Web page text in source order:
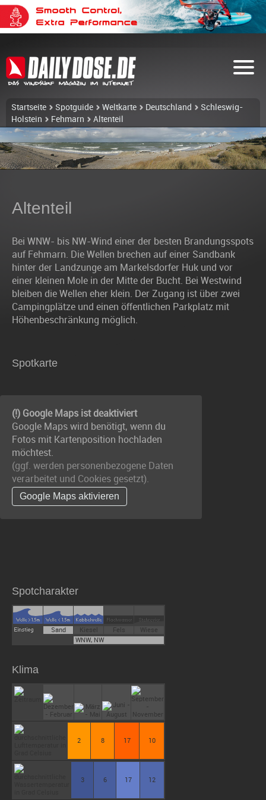
Startseite Spotguide Weltkarte Deutschland
Schleswig-
Holstein
Fehmarn Altenteil
Altenteil
Bei WNW- bis NW-Wind einer der besten Brandungsspots
auf Fehmarn. Die Wellen brechen auf einer Sandbank
hinter der Landzunge am Markelsdorfer Huk und vor
einer kleinen Mole in der Mitte der Bucht. Bei Westwind
bleiben die Wellen eher klein. Der Zugang ist über zwei
Campingplätze und einen öffentlichen Parkplatz mit
Höhenbeschränkung möglich.
Spotkarte
(!) Google Maps ist deaktiviert
Google Maps wird benötigt, wenn du
Fotos mit Kartenposition hochladen
möchtest.
(ggf. werden personen­bezogene Daten
verarbeitet und Cookies gesetzt).
Google Maps aktivieren
Spotcharakter
Sand Kiesel Fels
Wiese
WNW, NW
Klima
2 8 17 10
3 6 17 12